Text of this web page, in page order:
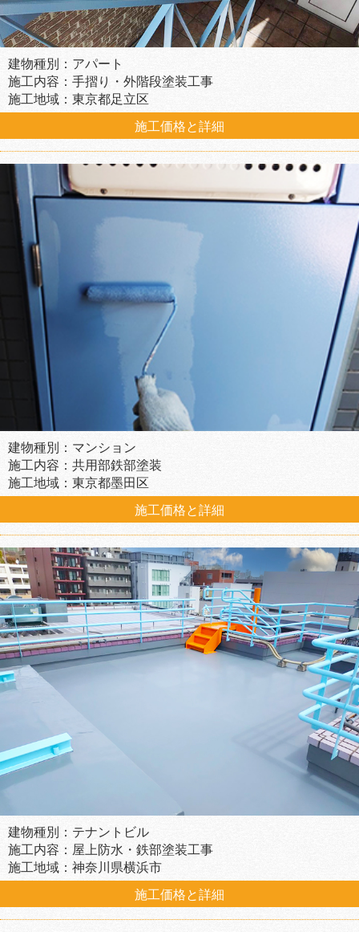
建物種別：アパート
施工内容：手摺り・外階段塗装工事
施工地域：東京都足立区
施工価格と詳細
建物種別：マンション
施工内容：共用部鉄部塗装
施工地域：東京都墨田区
施工価格と詳細
建物種別：テナントビル
施工内容：屋上防水・鉄部塗装工事
施工地域：神奈川県横浜市
施工価格と詳細